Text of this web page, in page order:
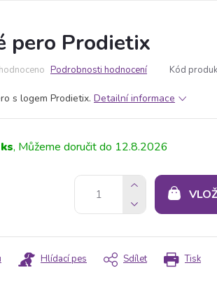
pero Prodietix
Podrobnosti hodnocení Kód
s logem Prodietix. Detailní informace
12.8.2026
Tisk
Hlídací pes Sdílet